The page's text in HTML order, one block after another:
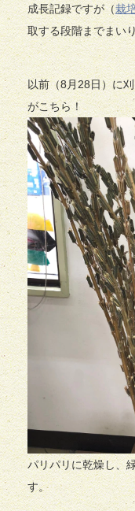
成長記録ですが（栽
取する段階までまい
以前（8月28日）に
がこちら！
パリパリに乾燥し、
す。